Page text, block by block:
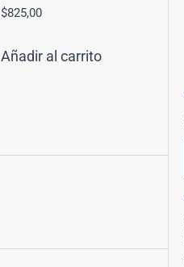
$825,00
Añadir al carrito